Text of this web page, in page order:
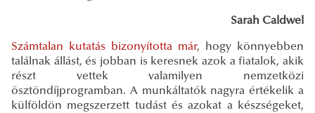
Sarah Caldwel
Számtalan kutatás bizonyította már, hogy könnyebben
találnak állást, és jobban is keresnek azok a fiatalok, akik
részt vettek valamilyen nemzetközi
ösztöndíjprogramban. A munkáltatók nagyra értékelik a
külföldön megszerzett tudást és azokat a készségeket,